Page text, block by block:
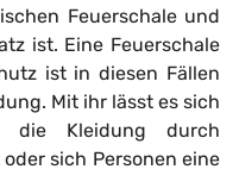
Feuerschale und
ist. Eine Feuerschale
ist in diesen Fällen
Mit ihr lässt es sich
die Kleidung durch
sich Personen eine